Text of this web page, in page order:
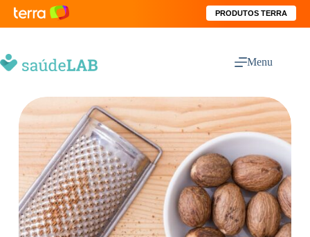
PRODUTOS TERRA
Menu